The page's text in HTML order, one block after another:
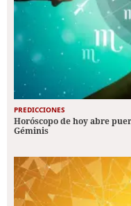
PREDICCIONES
Horóscopo de hoy abre
Géminis